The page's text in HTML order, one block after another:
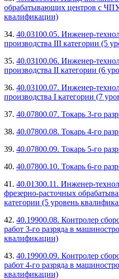
обрабатывающих центров с ЧПУ
квалификации)
34. 40.03100.05. Инженер-
производства III категории (5
35. 40.03100.06. Инженер-
производства II категории (6
36. 40.03100.07. Инженер-
производства I категории (7
37. 40.07800.07. Токарь 3-го
38. 40.07800.08. Токарь 4-го
39. 40.07800.09. Токарь 5-го
40. 40.07800.10. Токарь 6-го
41. 40.01300.11. Инженер-
фрезерно-расточных
категории (5 уровень
42. 40.19900.08. Контролер
работ 3-го разряда в
квалификации)
43. 40.19900.09. Контролер
работ 4-го разряда в
квалификации)